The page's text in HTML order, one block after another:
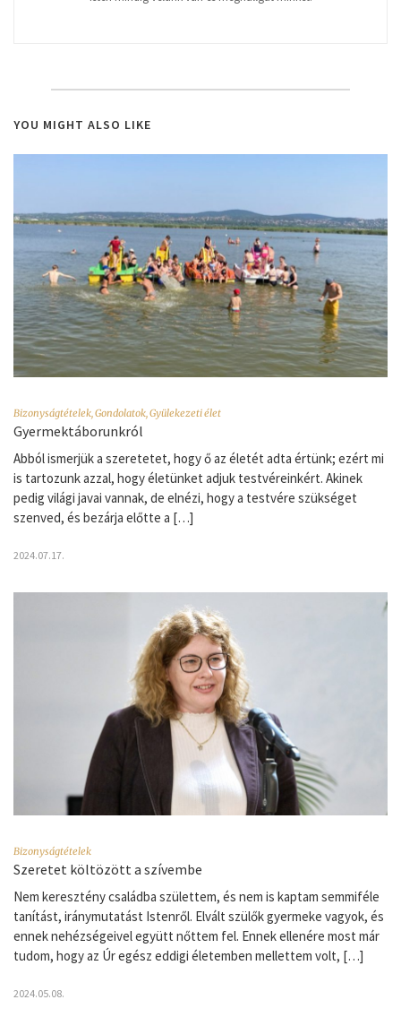
YOU MIGHT ALSO LIKE
Bizonyságtételek,Gondolatok,Gyülekezeti élet
Gyermektáborunkról
Abból ismerjük a szeretetet, hogy ő az életét adta értünk; ezért mi
is tartozunk azzal, hogy életünket adjuk testvéreinkért. Akinek
pedig világi javai vannak, de elnézi, hogy a testvére szükséget
szenved, és bezárja előtte a […]
2024.07.17.
Bizonyságtételek
Szeretet költözött a szívembe
Nem keresztény családba születtem, és nem is kaptam semmiféle
tanítást, iránymutatást Istenről. Elvált szülők gyermeke vagyok, és
ennek nehézségeivel együtt nőttem fel. Ennek ellenére most már
tudom, hogy az Úr egész eddigi életemben mellettem volt, […]
2024.05.08.